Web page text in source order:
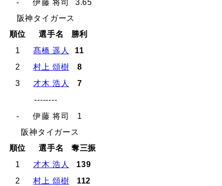
-
伊藤 将司
3.65
阪神タイガース
順位
選手名
勝利
1
髙橋 遥人
11
2
村上 頌樹
8
3
才木 浩人
7
--------
-
伊藤 将司
1
阪神タイガース
順位
選手名
奪三振
1
才木 浩人
139
2
村上 頌樹
112